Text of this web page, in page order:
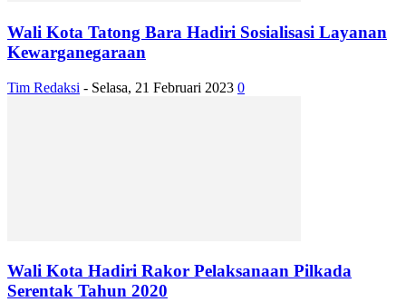
Wali Kota Tatong Bara Hadiri Sosialisasi Layanan
Kewarganegaraan
Tim Redaksi - Selasa, 21 Februari 2023 0
Wali Kota Hadiri Rakor Pelaksanaan Pilkada
Serentak Tahun 2020